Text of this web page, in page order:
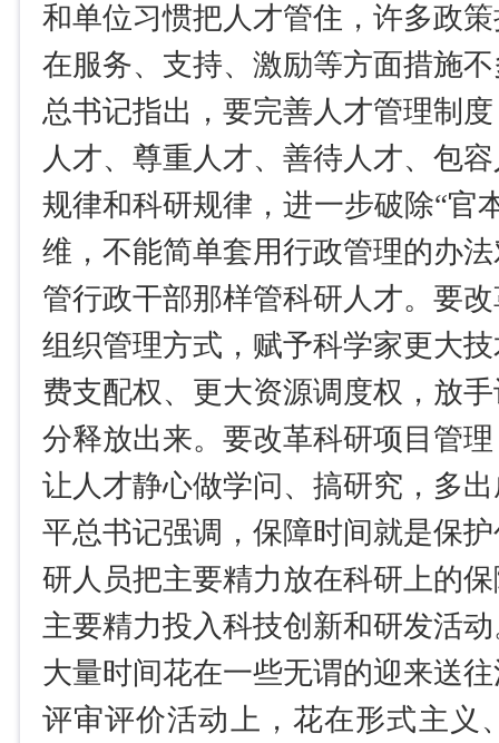
和单位习惯把人才管住，许多政
在服务、支持、激励等方面措施
总书记指出，要完善人才管理制
人才、尊重人才、善待人才、包
规律和科研规律，进一步破除“官
维，不能简单套用行政管理的办
管行政干部那样管科研人才。要
组织管理方式，赋予科学家更大
费支配权、更大资源调度权，放
分释放出来。要改革科研项目管
让人才静心做学问、搞研究，多
平总书记强调，保障时间就是保
研人员把主要精力放在科研上的
主要精力投入科技创新和研发活
大量时间花在一些无谓的迎来送
评审评价活动上，花在形式主义